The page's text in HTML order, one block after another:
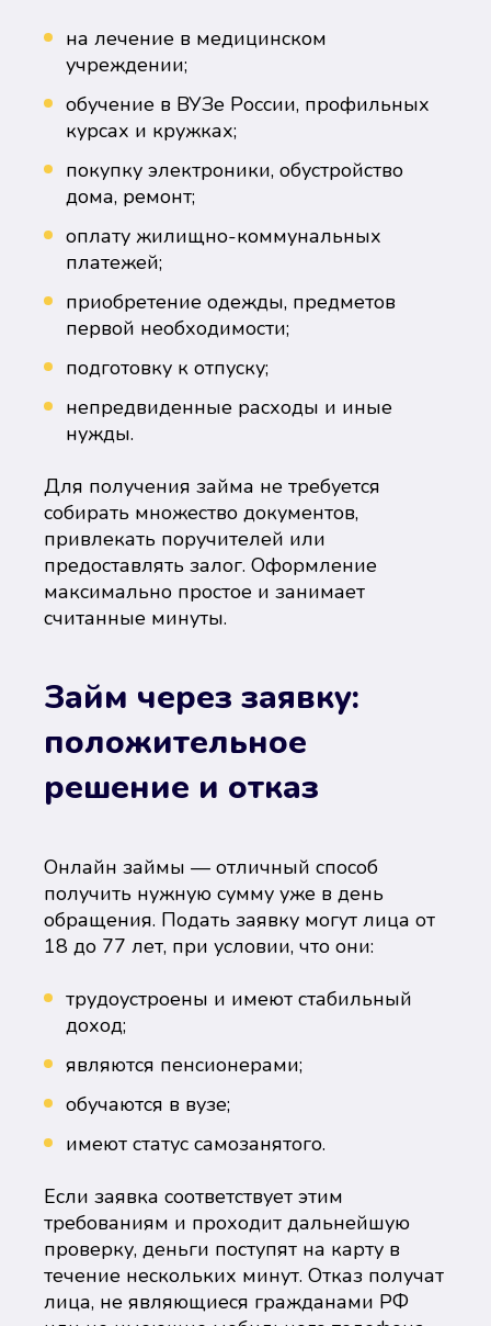
на лечение в медицинском
учреждении;
обучение в ВУЗе России, профильных
курсах и кружках;
покупку электроники, обустройство
дома, ремонт;
оплату жилищно-коммунальных
платежей;
приобретение одежды, предметов
первой необходимости;
подготовку к отпуску;
непредвиденные расходы и иные
нужды.
Для получения займа не требуется
собирать множество документов,
привлекать поручителей или
предоставлять залог. Оформление
максимально простое и занимает
считанные минуты.
Займ через заявку:
положительное
решение и отказ
Онлайн займы — отличный способ
получить нужную сумму уже в день
обращения. Подать заявку могут лица от
18 до 77 лет, при условии, что они:
трудоустроены и имеют стабильный
доход;
являются пенсионерами;
обучаются в вузе;
имеют статус самозанятого.
Если заявка соответствует этим
требованиям и проходит дальнейшую
проверку, деньги поступят на карту в
течение нескольких минут. Отказ получат
лица, не являющиеся гражданами РФ